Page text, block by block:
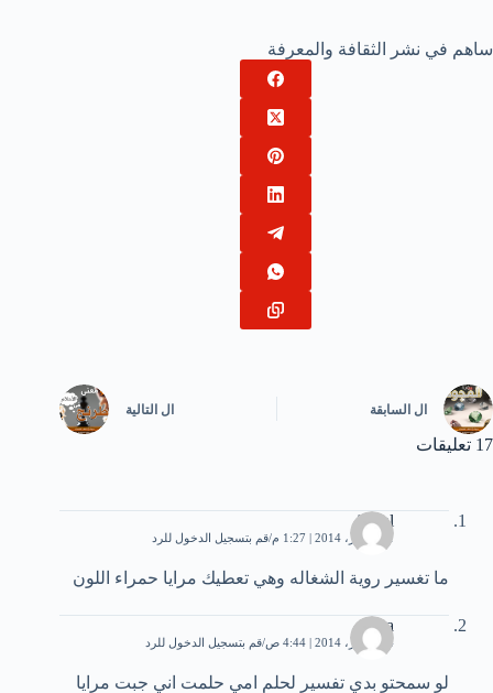
ساهم في نشر الثقافة والمعرفة
ال السابقة ال التالية
17 تعليقات
jamal
11 أكتوبر، 2014 | 1:27 م قم بتسجيل الدخول للرد
ما تغسير روية الشغاله وهي تعطيك مرايا حمراء اللون
nona
14 أكتوبر، 2014 | 4:44 ص قم بتسجيل الدخول للرد
لو سمحتو بدي تفسير لحلم امي حلمت اني جبت مرايا